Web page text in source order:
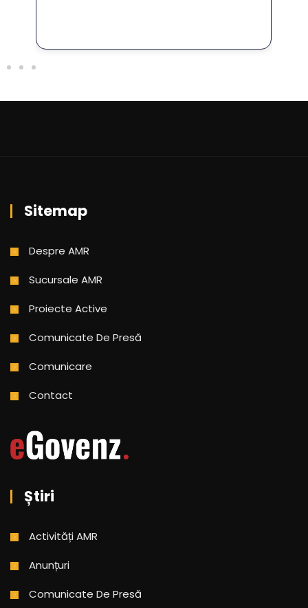
Sitemap
Despre AMR
Sucursale AMR
Proiecte Active
Comunicate De Presă
Comunicare
Contact
Știri
Activități AMR
Anunțuri
Comunicate De Presă